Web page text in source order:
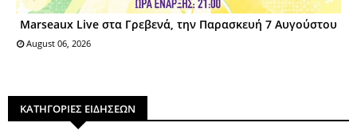
Marseaux Live στα Γρεβενά, την Παρασκευή 7 Αυγούστου
August 06, 2026
ΚΑΤΗΓΟΡΙΕΣ ΕΙΔΗΣΕΩΝ